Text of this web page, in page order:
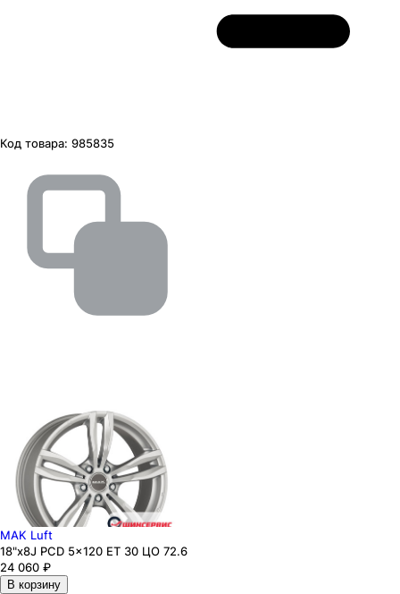
Код товара: 985835
MAK Luft
18"x8J PCD 5x120 ЕТ 30 ЦО 72.6
24 060 ₽
В корзину